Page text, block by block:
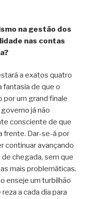
na gestão dos
nas contas
a exatos quatro
fantasia de que o
por um grand finale
já não
consciente de que
frente. Dar-se-á por
continuar avançando
chegada, sem que
mais problemáticas.
enseje um turbilhão
a cada dia para